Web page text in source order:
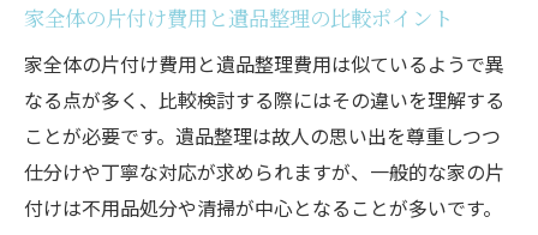
家の片付けを安く済ませる遺品整理の工夫
遺品整理の買取サービス活用で費用削減
家の片付け前にできる遺品整理の時短方法
遺品整理の自分でできる片付けポイント
家全体の片付け費用と遺品整理の比較ポイント
家全体の片付け費用と遺品整理費用は似ているようで異
なる点が多く、比較検討する際にはその違いを理解する
ことが必要です。遺品整理は故人の思い出を尊重しつつ
仕分けや丁寧な対応が求められますが、一般的な家の片
付けは不用品処分や清掃が中心となることが多いです。